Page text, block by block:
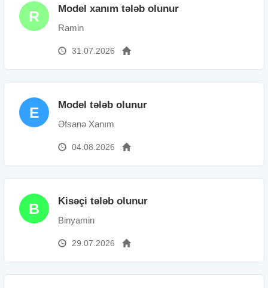
R Model xanım tələb olunur
Ramin
31.07.2026
E Model tələb olunur
Əfsanə Xanım
04.08.2026
B Kisəçi tələb olunur
Binyamin
29.07.2026